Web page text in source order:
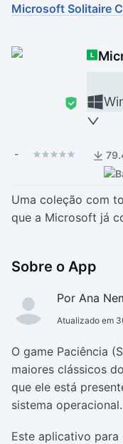
Microsoft Solitaire
-
Uma coleção com
que a Microsoft já
Sobre o App
Por Ana
Atualizado em
O game Paciência
maiores clássicos
que ele está
sistema operacional.
Este aplicativo